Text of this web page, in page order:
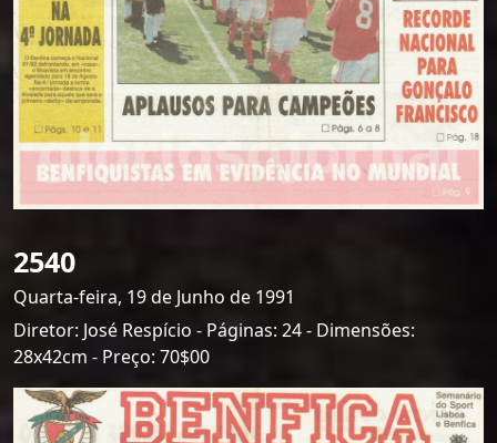
2540
Quarta-feira, 19 de Junho de 1991
Diretor: José Respício - Páginas: 24 - Dimensões:
28x42cm - Preço: 70$00